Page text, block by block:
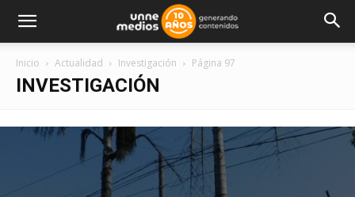
Inicio Actualidad Investigación Página 97
INVESTIGACIÓN